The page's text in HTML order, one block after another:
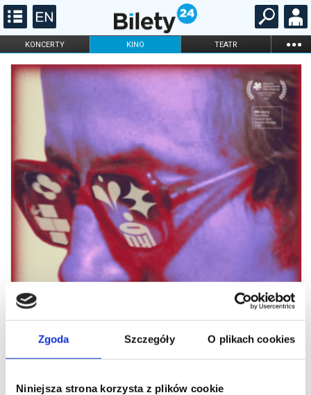
Zgoda Szczegóły O plikach cookies
Niniejsza strona korzysta z plików cookie
KONCERTY KINO TEATR ...
FILHARMONIA OPERA I BALET
STAND-UP
DLA DZIECI
KARNETY